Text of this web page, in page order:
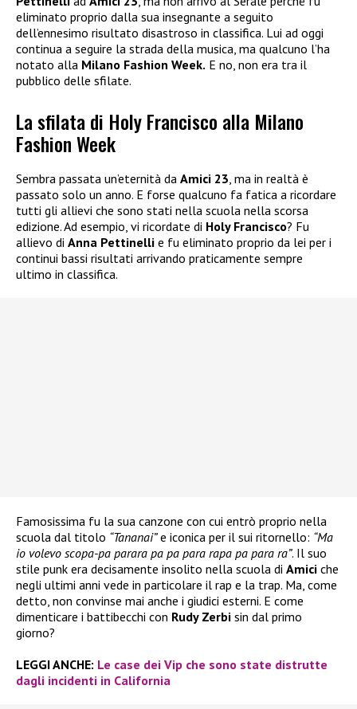
eliminato proprio dalla sua insegnante a seguito
dell’ennesimo risultato disastroso in classifica. Lui ad oggi
continua a seguire la strada della musica, ma qualcuno l’ha
notato alla Milano Fashion Week. E no, non era tra il
pubblico delle sfilate.
La sfilata di Holy Francisco alla Milano
Fashion Week
Sembra passata un’eternità da Amici 23 , ma in realtà è
passato solo un anno. E forse qualcuno fa fatica a ricordare
tutti gli allievi che sono stati nella scuola nella scorsa
edizione. Ad esempio, vi ricordate di Holy Francisco? Fu
allievo di Anna Pettinelli e fu eliminato proprio da lei per i
continui bassi risultati arrivando praticamente sempre
ultimo in classifica.
Famosissima fu la sua canzone con cui entrò proprio nella
scuola dal titolo “Tananai”e iconica per il sui ritornello: “Ma
io volevo scopa-pa parara pa pa para rapa pa para ra”. Il suo
stile punk era decisamente insolito nella scuola di Amici che
negli ultimi anni vede in particolare il rap e la trap. Ma, come
detto, non convinse mai anche i giudici esterni. E come
dimenticare i battibecchi con Rudy Zerbi sin dal primo
giorno?
LEGGI ANCHE: Le case dei Vip che sono state distrutte
dagli incidenti in California